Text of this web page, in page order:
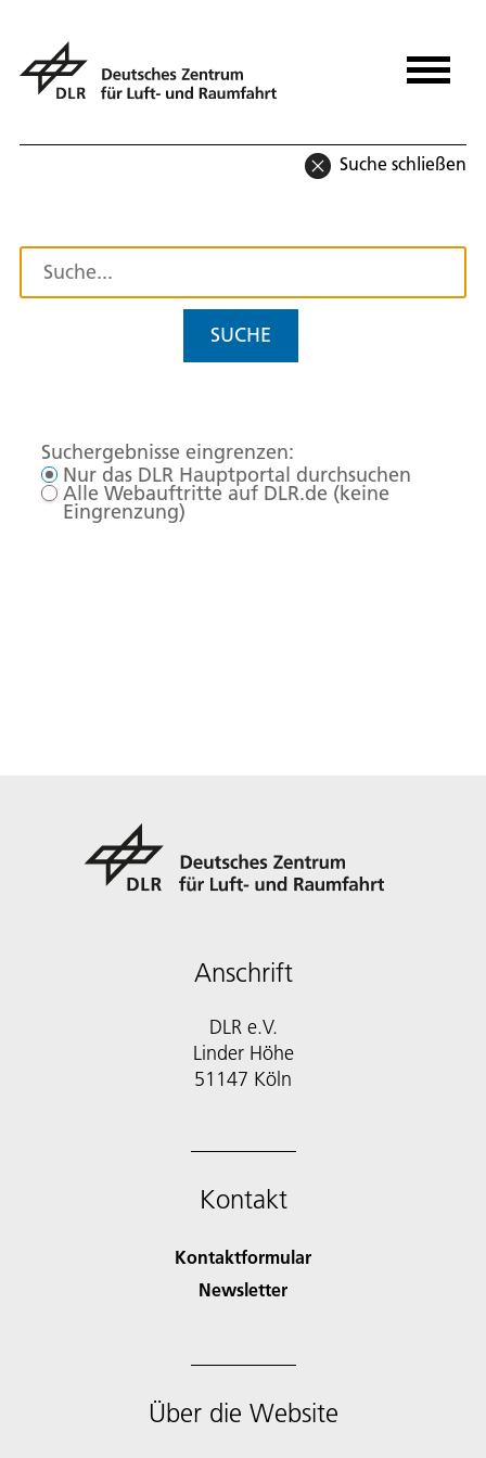
Suche schließen
SUCHE
Suchergebnisse eingrenzen:
Nur das DLR Hauptportal durchsuchen
Alle Webauftritte auf DLR.de (keine
Eingrenzung)
Anschrift
DLR e.V.
Linder Höhe
51147 Köln
Kontakt
Kontaktformular
Newsletter
Über die Website